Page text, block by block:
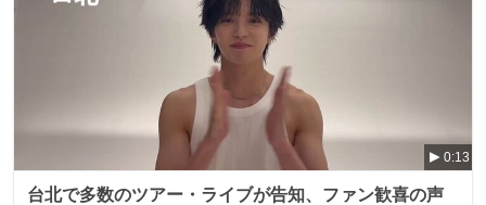
0:13
台北で多数のツアー・ライブが告知、ファン歓喜の声